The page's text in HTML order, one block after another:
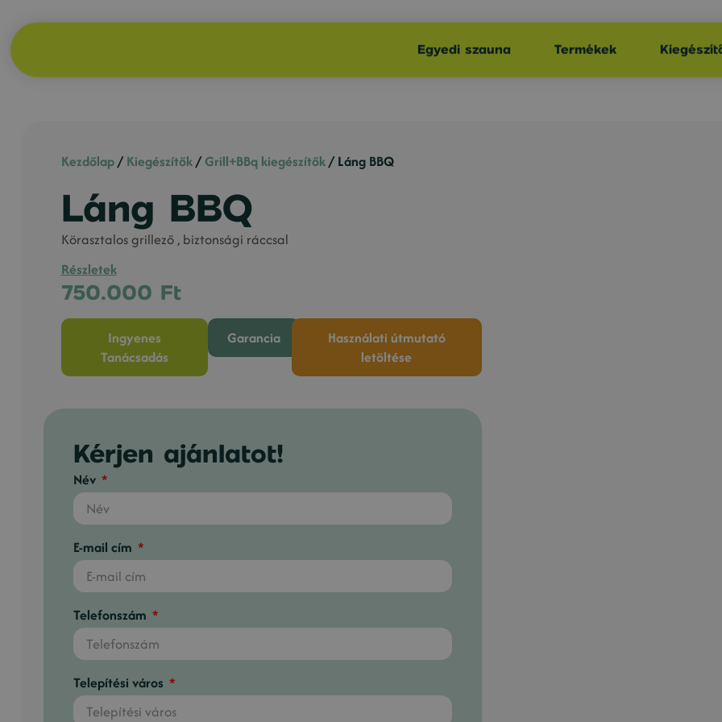
Egyedi szauna Termékek
Kezdőlap/Kiegészítők/Grill+BBq kiegészítők/ Láng BBQ
Láng BBQ
Körasztalos grillező , biztonsági ráccsal
Részletek
750.000 Ft
Ingyenes
Tanácsadás
Garancia
Használati útmutató
letöltése
Kérjen ajánlatot!
Név
E-mail cím
Telefonszám
Telepítési város